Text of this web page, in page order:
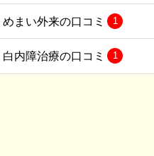
めまい外来の口コミ 1
白内障治療の口コミ 1